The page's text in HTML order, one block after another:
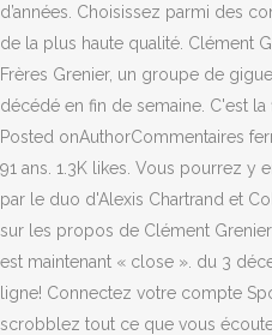
d’années. Choisissez parmi des
de la plus haute qualité. Clément
Frères Grenier, un groupe de
décédé en fin de semaine. C'est
Posted onAuthorCommentaires
91 ans. 1.3K likes. Vous pourrez y
par le duo d'Alexis Chartrand et
sur les propos de Clément Grenier
est maintenant « close ». du 3
ligne! Connectez votre compte
scrobblez tout ce que vous